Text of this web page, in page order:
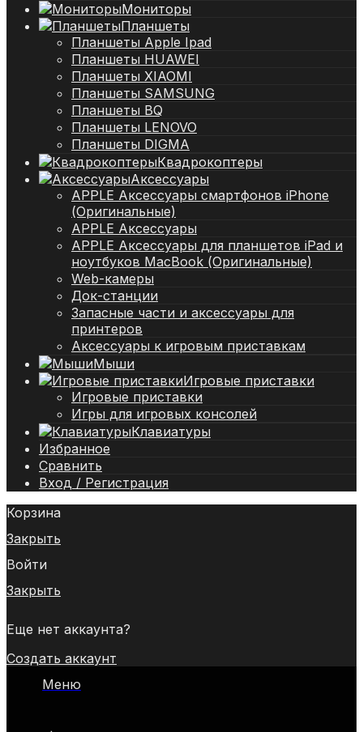
Мониторы
Планшеты
Планшеты Apple Ipad
Планшеты HUAWEI
Планшеты XIAOMI
Планшеты SAMSUNG
Планшеты BQ
Планшеты LENOVO
Планшеты DIGMA
Квадрокоптеры
Аксессуары
APPLE Аксессуары смартфонов iPhone
(Оригинальные)
APPLE Аксессуары
APPLE Аксессуары для планшетов iPad и
ноутбуков MacBook (Оригинальные)
Web-камеры
Док-станции
Запасные части и аксессуары для
принтеров
Аксессуары к игровым приставкам
Мыши
Игровые приставки
Игровые приставки
Игры для игровых консолей
Клавиатуры
Избранное
Сравнить
Вход / Регистрация
Корзина
Закрыть
Войти
Закрыть
Еще нет аккаунта?
Создать аккаунт
Меню